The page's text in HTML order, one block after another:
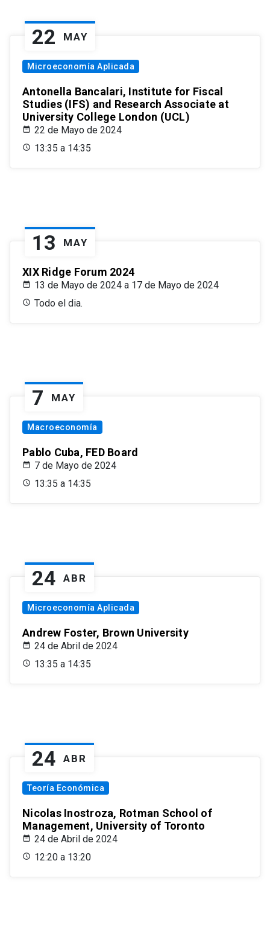
22 MAY
Microeconomía Aplicada
Antonella Bancalari, Institute for Fiscal
Studies (IFS) and Research Associate at
University College London (UCL)
22 de Mayo de 2024
13:35 a 14:35
13 MAY
XIX Ridge Forum 2024
13 de Mayo de 2024 a 17 de Mayo de 2024
Todo el dia.
7 MAY
Macroeconomía
Pablo Cuba, FED Board
7 de Mayo de 2024
13:35 a 14:35
24 ABR
Microeconomía Aplicada
Andrew Foster, Brown University
24 de Abril de 2024
13:35 a 14:35
24 ABR
Teoría Económica
Nicolas Inostroza, Rotman School of
Management, University of Toronto
24 de Abril de 2024
12:20 a 13:20